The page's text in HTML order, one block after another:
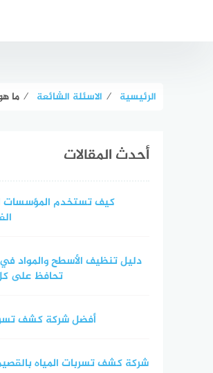
الرئيسية ⁄ الاسئلة الشائعة ⁄ ما
أحدث المقالات
كيف تستخدم المؤسسات
دليل تنظيف الأسطح والمواد
تحافظ على
أفضل شركة كشف
شركة كشف تسربات المياه